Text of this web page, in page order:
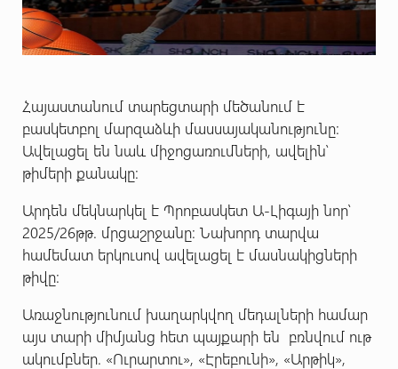
Հայաստանում տարեցտարի մեծանում է
բասկետբոլ մարզաձևի մասսայականությունը:
Ավելացել են նաև միջոցառումների, ավելին՝
թիմերի քանակը:
Արդեն մեկնարկել է Պրոբասկետ Ա-Լիգայի նոր՝
2025/26թթ. մրցաշրջանը: Նախորդ տարվա
համեմատ երկուսով ավելացել է մասնակիցների
թիվը:
Առաջնությունում խաղարկվող մեդալների համար
այս տարի միմյանց հետ պայքարի են բռնվում ութ
ակումբներ. «Ուրարտու», «Էրեբունի», «Արթիկ»,